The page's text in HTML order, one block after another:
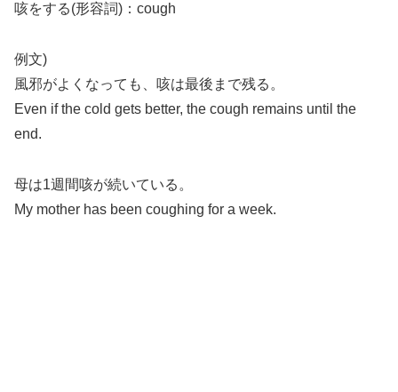
咳をする(形容詞)：cough
例文)
風邪がよくなっても、咳は最後まで残る。
Even if the cold gets better, the cough remains until the
end.
母は1週間咳が続いている。
My mother has been coughing for a week.